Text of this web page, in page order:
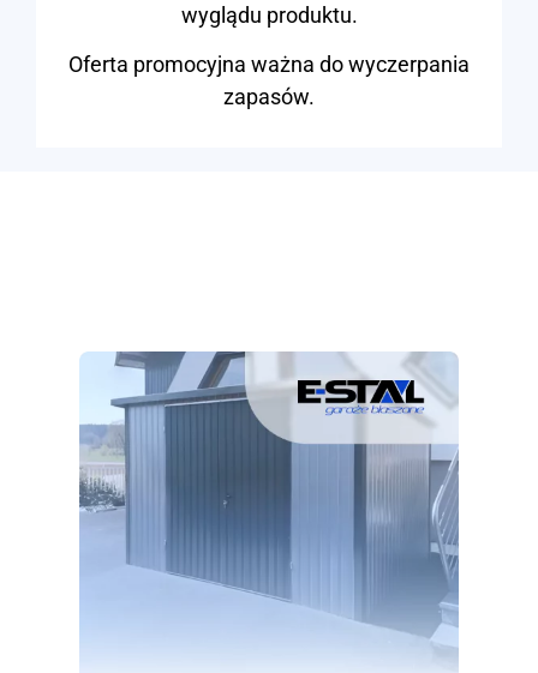
wyglądu produktu.
Oferta promocyjna ważna do wyczerpania
zapasów.